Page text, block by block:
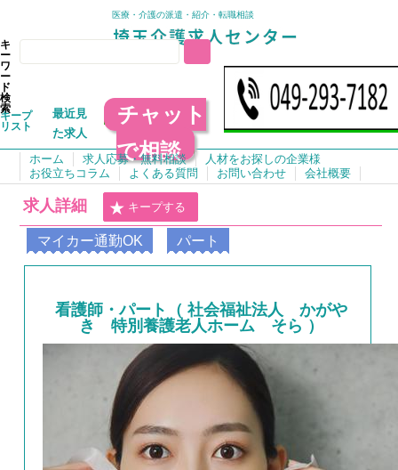
医療・介護の派遣・紹介・転職相談
キ
ー
ワ
ー
ド
検
索
キープ
リスト
最近見
た求人
チャット
で相談
ホーム 求人応募・無料相談
人材をお探しの企業様
お役立ちコラム
よくある質問 お問い合わせ 会社概要
求人詳細 キープする
マイカー通勤OK パート
看護師・パート（ 社会福祉法人 かがや
き 特別養護老人ホーム そら ）